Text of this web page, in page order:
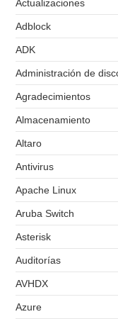
Actualizaciones
Adblock
ADK
Administración de
Agradecimientos
Almacenamiento
Altaro
Antivirus
Apache Linux
Aruba Switch
Asterisk
Auditorías
AVHDX
Azure